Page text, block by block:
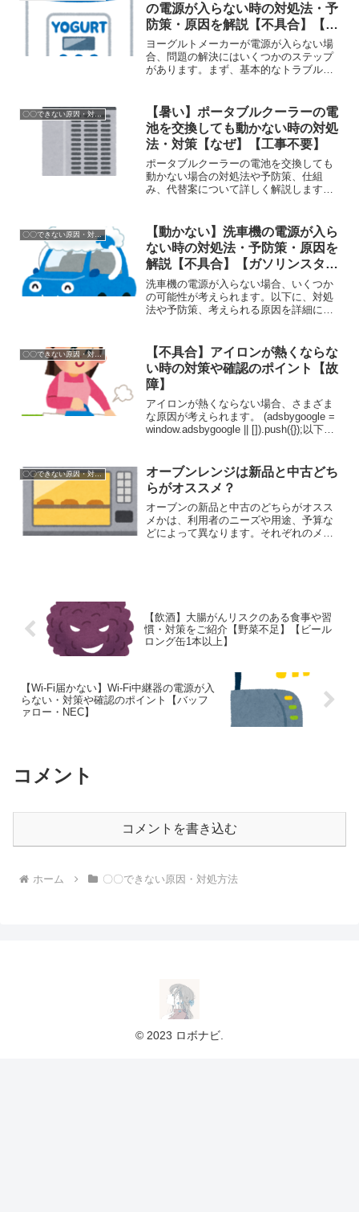
の電源が入らない時の対処法・予
防策・原因を解説【不具合】【飲
むヨーグルト】
ヨーグルトメーカーが電源が入らない場
合、問題の解決にはいくつかのステップ
があります。まず、基本的なトラブルシ
るための適切な対処法を見つけることが
重要です。 (adsby...
〇〇できない原因・対処方法
【暑い】ポータブルクーラーの電
池を交換しても動かない時の対処
法・対策【なぜ】【工事不要】
ポータブルクーラーの電池を交換しても
動かない場合の対処法や予防策、仕組
み、代替案について詳しく解説します。
主に以...
〇〇できない原因・対処方法
【動かない】洗車機の電源が入ら
ない時の対処法・予防策・原因を
解説【不具合】【ガソリンスタン
ド】
洗車機の電源が入らない場合、いくつか
の可能性が考えられます。以下に、対処
法や予防策、考えられる原因を詳細に解
コードとコ...
〇〇できない原因・対処方法
【不具合】アイロンが熱くならな
い時の対策や確認のポイント【故
障】
アイロンが熱くならない場合、さまざま
な原因が考えられます。 (adsbygoogle =
window.adsbygoogle || []).push({});以下
アイロ...
〇〇できない原因・対処方法
オーブンレンジは新品と中古どち
らがオススメ？
オーブンの新品と中古のどちらがオスス
メかは、利用者のニーズや用途、予算な
どによって異なります。それぞれのメリ
【飲酒】大腸がんリスクのある食事や習
慣・対策をご紹介【野菜不足】【ビール
ロング缶1本以上】
【Wi-Fi届かない】Wi-Fi中継器の電源が入
らない・対策や確認のポイント【バッフ
ァロー・NEC】
コメント
コメントを書き込む
ホーム 〇〇できない原因・対処方法
© 2023 ロボナビ.